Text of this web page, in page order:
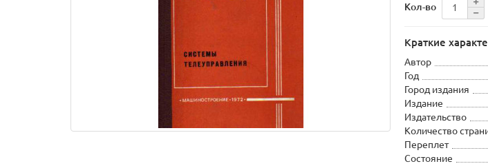
Кол-во
Краткие
Автор
Год
Город издания
Издание
Издательство
Количество
Переплет
Состояние